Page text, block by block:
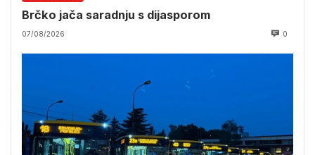
Brčko jača saradnju s dijasporom
07/08/2026 0